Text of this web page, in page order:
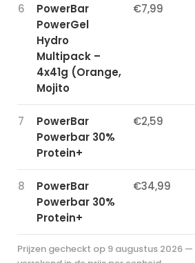
6
PowerBar
PowerGel
Hydro
Multipack –
4x41g (Orange,
Mojito
€7,99
7
PowerBar
Powerbar 30%
Protein+
€2,59
8
PowerBar
Powerbar 30%
Protein+
€34,99
Prijzen gecheckt op 9 augustus 2026